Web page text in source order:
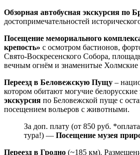
Обзорная автобусная экскурсия по
достопримечательностей
Посещение мемориального
крепость» с осмотром бастионов,
Свято-Воскресенского Собора,
вечным огнём и знаменитые Холмские
Переезд в Беловежскую Пущу –
котором обитают могучие белорусские
экскурсия по Беловежской пуще с
посещением вольеров с животными.
За доп. плату (от 850 руб.
тура!) — Посещение музея
Переезд в Гродно (~185 км).